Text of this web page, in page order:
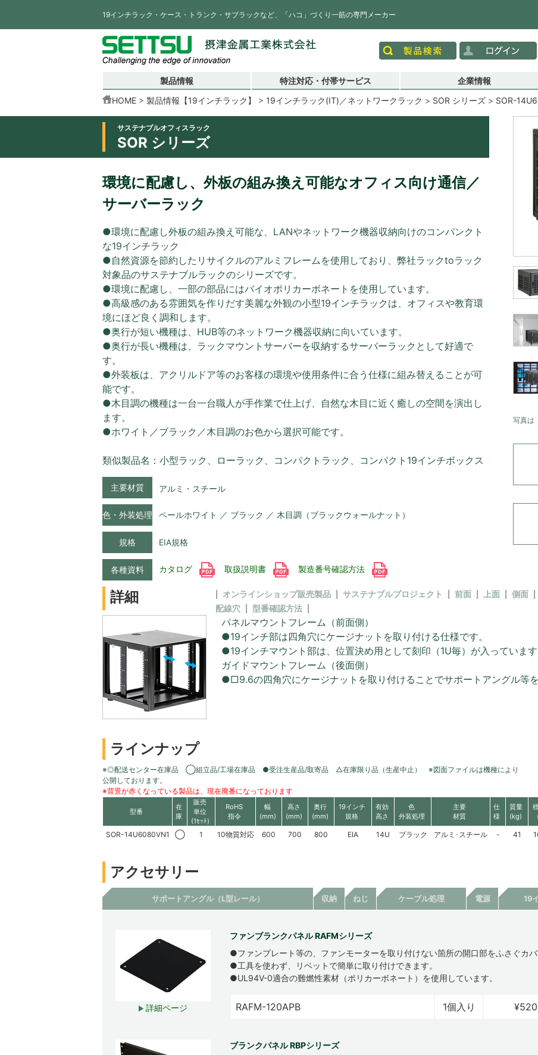
19インチラック・ケース・トランク・サブラックなど、「ハコ」づくり一筋の専門メーカー
製品情報 特注対応・付帯サービス 企業情報
HOME 製品情報【19インチラック】 19インチラック(IT)／ネットワークラック SOR シリーズ SOR-
サステナブルオフィスラック
SOR シリーズ
環境に配慮し、外板の組み換え可能なオフィス向け通信／
サーバーラック
●環境に配慮し外板の組み換え可能な、LANやネットワーク機器収納向けのコンパンクト
な19インチラック
●自然資源を節約したリサイクルのアルミフレームを使用しており、弊社ラックtoラック
対象品のサステナブルラックのシリーズです。
●環境に配慮し、一部の部品にはバイオポリカーボネートを使用しています。
●高級感のある雰囲気を作りだす美麗な外観の小型19インチラックは、オフィスや教育環
境にほど良く調和します。
●奥行が短い機種は、HUB等のネットワーク機器収納に向いています。
●奥行が長い機種は、ラックマウントサーバーを収納するサーバーラックとして好適で
す。
●外装板は、アクリルドア等のお客様の環境や使用条件に合う仕様に組み替えることが可
能です。
●木目調の機種は一台一台職人が手作業で仕上げ、自然な木目に近く癒しの空間を演出し
ます。
●ホワイト／ブラック／木目調のお色から選択可能です。
類似製品名：小型ラック、ローラック、コンパクトラック、コンパクト19インチボックス
主要材質 アルミ・スチール
色・外装処理 ペールホワイト ／ ブラック ／ 木目調（ブラックウォールナット）
規格 EIA規格
各種資料 カタログ 取扱説明書 製造番号確認方法
写真は
詳細 オンラインショップ販売製品 サステナブルプロジェクト 前面 上面 側面
配線穴
型番確認方法
パネルマウントフレーム（前面側）
●19インチ部は四角穴にケージナットを取り付ける仕様です。
●19インチマウント部は、位置決め用として刻印（1U毎）が入っています
ガイドマウントフレーム（後面側）
●□9.6の四角穴にケージナットを取り付けることでサポートアングル等を
ラインナップ
※◎配送センター在庫品 ◯組立品/工場在庫品 ●受注生産品/取寄品 △在庫限り品（生産中止） ※図面ファイルは機種により
公開しております。
※背景が赤くなっている製品は、現在廃番になっております
型番
在
庫
販売
単位
(1ｾｯﾄ)
RoHS
指令
幅
(mm)
高さ
(mm)
奥行
(mm)
19インチ
規格
有効
高さ
色
外装処理
主要
材質
仕
様
質量
(kg)
SOR-14U6080VN1 ◯ 1 10物質対応 600 700 800 EIA 14U ブラック アルミ･スチール - 41
アクセサリー
サポートアングル（L型レール） 収納 ねじ ケーブル処理 電源 19
詳細ページ
ファンブランクパネル RAFMシリーズ
●ファンプレート等の、ファンモーターを取り付けない箇所の開口部をふさぐカバ
●工具を使わず、リベットで簡単に取り付けできます。
●UL94V-0適合の難燃性素材（ポリカーボネート）を使用しています。
RAFM-120APB 1個入り ¥520
ブランクパネル RBPシリーズ